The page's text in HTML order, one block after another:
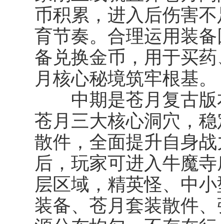
币积累，进入后伤害
育节奏。合理运用装
备兑换金币，用于买
月核心秘境筑牢根基。
中期是苍月复古版
苍月三大核心洞穴，
散件，全面提升自身
后，玩家可进入牛魔
层区域，精英怪、中
装备、苍月套装散件